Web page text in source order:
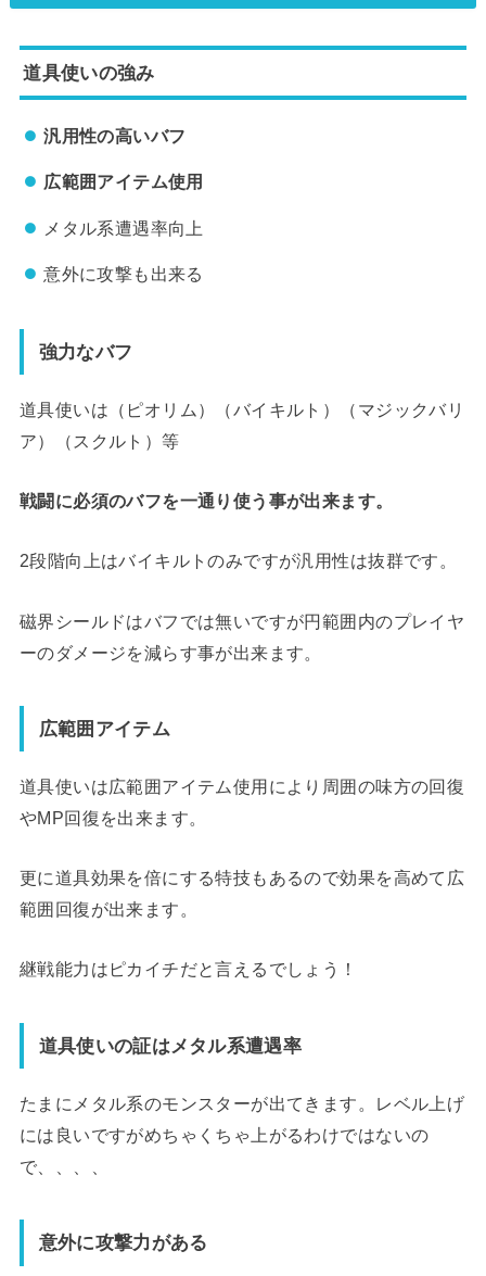
道具使いの強み
汎用性の高いバフ
広範囲アイテム使用
メタル系遭遇率向上
意外に攻撃も出来る
強力なバフ
道具使いは（ピオリム）（バイキルト）（マジックバリ
ア）（スクルト）等
戦闘に必須のバフを一通り使う事が出来ます。
2段階向上はバイキルトのみですが汎用性は抜群です。
磁界シールドはバフでは無いですが円範囲内のプレイヤ
ーのダメージを減らす事が出来ます。
広範囲アイテム
道具使いは広範囲アイテム使用により周囲の味方の回復
やMP回復を出来ます。
更に道具効果を倍にする特技もあるので効果を高めて広
範囲回復が出来ます。
継戦能力はピカイチだと言えるでしょう！
道具使いの証はメタル系遭遇率
たまにメタル系のモンスターが出てきます。レベル上げ
には良いですがめちゃくちゃ上がるわけではないの
で、、、、
意外に攻撃力がある